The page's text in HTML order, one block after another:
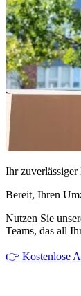
Ihr
Bereit, Ihren
Nutzen Sie
Teams, das all
👉 Kostenlose